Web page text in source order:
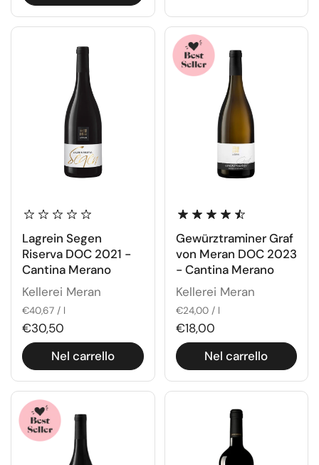
Lagrein Segen
Riserva DOC 2021 -
Cantina Merano
Kellerei Meran
€40,67 / l
€30,50
Nel carrello
Gewürztraminer Graf
von Meran DOC 2023
- Cantina Merano
Kellerei Meran
€24,00 / l
€18,00
Nel carrello